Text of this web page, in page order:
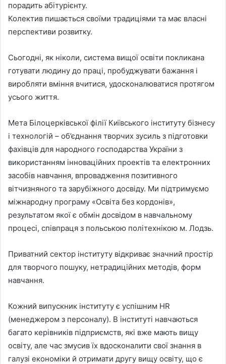
порадить абітурієнту.
Колектив пишається своїми традиціями та має власні
перспективи розвитку.
Сьогодні, як ніколи, система вищої освіти покликана
готувати людину до праці, пробуджувати бажання і
виробляти вміння вчитися, удосконалюватися протягом
усього життя.
Мета Білоцерківської філії Київського інституту бізнесу
і технологій – об’єднання творчих зусиль з підготовки
фахівців для народного господарства України з
використанням інноваційних проектів та електронних
засобів навчання, впровадження позитивного
вітчизняного та зарубіжного досвіду. Ми підтримуємо
міжнародну програму «Освіта без кордонів»,
результатом якої є обмін досвідом в навчальному
процесі, співпраця з польською політехнікою м. Лодзь.
Приватний сектор інституту відкриває значний простір
для творчого пошуку, нетрадиційних методів, форм
навчання.
Кожний випускник інституту є успішним HR
(менеджером з персоналу). В інституті навчаються
багато керівників підприємств, які вже мають вищу
освіту, але час змусив їх вдосконалити свої знання в
галузі економіки й отримати другу вищу освіту, що є